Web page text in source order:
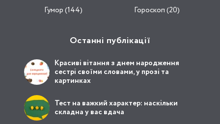
Гумор (144)
Гороскоп (20)
Останні публікації
Красиві вітання з днем народження
сестрі своїми словами, у прозі та
картинках
Тест на важкий характер: наскільки
складна у вас вдача